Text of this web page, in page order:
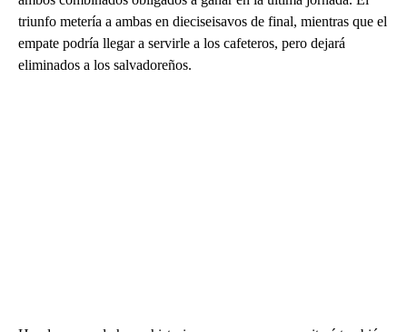
triunfo metería a ambas en dieciseisavos de final, mientras que el
empate podría llegar a servirle a los cafeteros, pero dejará
eliminados a los salvadoreños.